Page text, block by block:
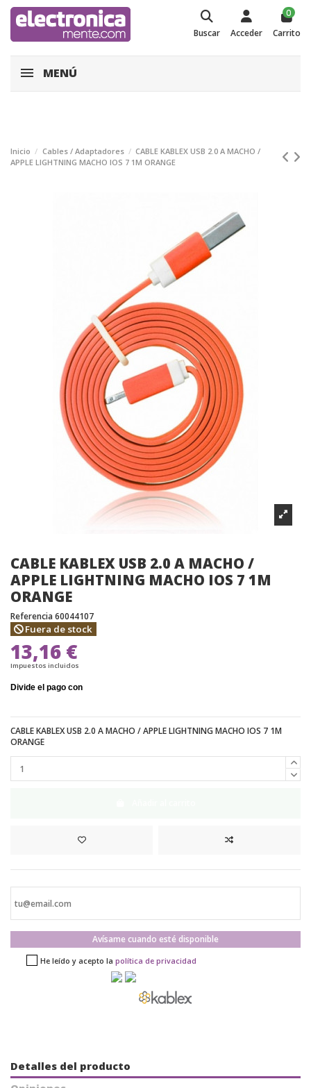
Buscar Acceder
0
Carrito
MENÚ
Inicio Cables / Adaptadores
CABLE KABLEX USB 2.0 A MACHO /
APPLE LIGHTNING MACHO IOS 7 1M ORANGE
CABLE KABLEX USB 2.0 A MACHO /
APPLE LIGHTNING MACHO IOS 7 1M
ORANGE
Referencia 60044107
Fuera de stock
13,16 €
Impuestos incluidos
CABLE KABLEX USB 2.0 A MACHO / APPLE LIGHTNING MACHO IOS 7 1M
ORANGE
Avísame cuando esté disponible
He leído y acepto la política de privacidad
Detalles del producto